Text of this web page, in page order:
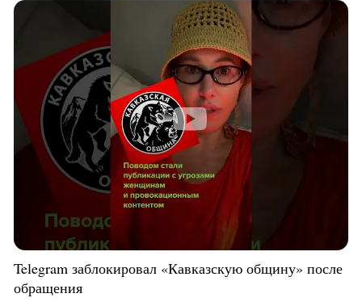
Telegram заблокировал «Кавказскую общину» после
обращения